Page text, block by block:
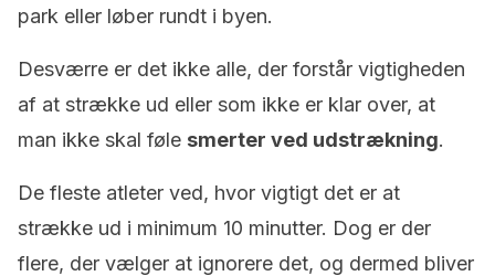
park eller løber rundt i byen.
Desværre er det ikke alle, der forstår vigtigheden
af at strække ud eller som ikke er klar over, at
man ikke skal føle smerter ved udstrækning.
De fleste atleter ved, hvor vigtigt det er at
strække ud i minimum 10 minutter. Dog er der
flere, der vælger at ignorere det, og dermed bliver